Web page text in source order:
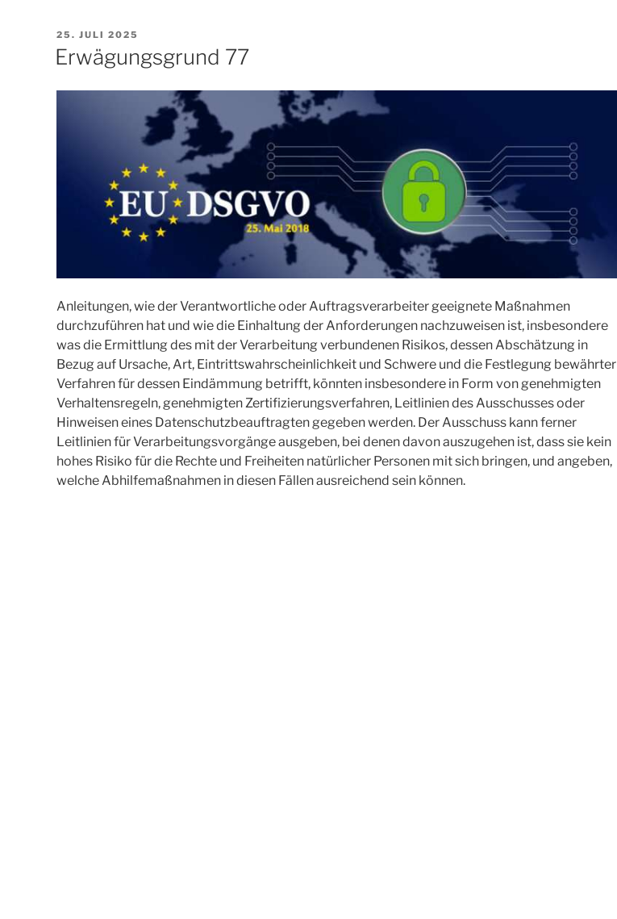
VERÖFFENTLICHT
AM
25. JULI 2025
Erwägungsgrund 77
Anleitungen, wie der Verantwortliche oder Auftragsverarbeiter geeignete Maßnahmen
durchzuführen hat und wie die Einhaltung der Anforderungen nachzuweisen ist, insbesondere
was die Ermittlung des mit der Verarbeitung verbundenen Risikos, dessen Abschätzung in
Bezug auf Ursache, Art, Eintrittswahrscheinlichkeit und Schwere und die Festlegung bewährter
Verfahren für dessen Eindämmung betrifft, könnten insbesondere in Form von genehmigten
Verhaltensregeln, genehmigten Zertifizierungsverfahren, Leitlinien des Ausschusses oder
Hinweisen eines Datenschutzbeauftragten gegeben werden. Der Ausschuss kann ferner
Leitlinien für Verarbeitungsvorgänge ausgeben, bei denen davon auszugehen ist, dass sie kein
hohes Risiko für die Rechte und Freiheiten natürlicher Personen mit sich bringen, und angeben,
welche Abhilfemaßnahmen in diesen Fällen ausreichend sein können.